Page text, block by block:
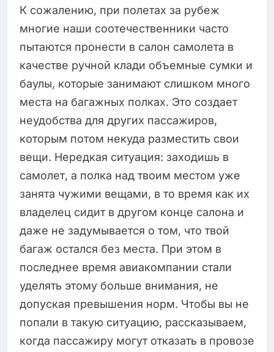
К сожалению, при полетах за рубеж
многие наши соотечественники часто
пытаются пронести в салон самолета в
качестве ручной клади объемные сумки и
баулы, которые занимают слишком много
места на багажных полках. Это создает
неудобства для других пассажиров,
которым потом некуда разместить свои
вещи. Нередкая ситуация: заходишь в
самолет, а полка над твоим местом уже
занята чужими вещами, в то время как их
владелец сидит в другом конце салона и
даже не задумывается о том, что твой
багаж остался без места. При этом в
последнее время авиакомпании стали
уделять этому больше внимания, не
допуская превышения норм. Чтобы вы не
попали в такую ситуацию, рассказываем,
когда пассажиру могут отказать в провозе